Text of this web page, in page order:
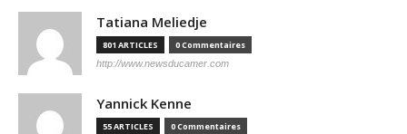
Tatiana Meliedje
801 ARTICLES 0 Commentaires
http://www.newsducamer.com
Yannick Kenne
55 ARTICLES 0 Commentaires